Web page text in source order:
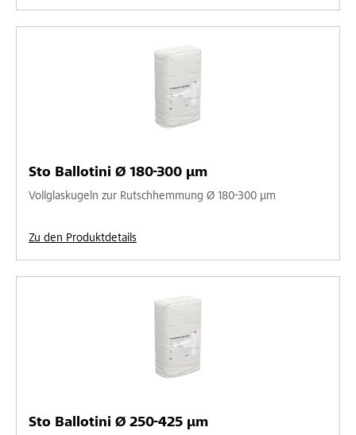
Sto Ballotini Ø 180-300 µm
Vollglaskugeln zur Rutschhemmung Ø 180-300 µm
Zu den Produktdetails
Sto Ballotini Ø 250-425 µm